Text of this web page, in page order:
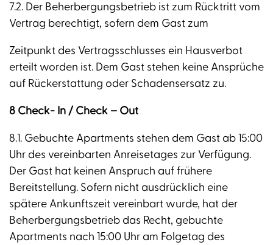
7.2. Der Beherbergungsbetrieb ist zum Rücktritt vom
Vertrag berechtigt, sofern dem Gast zum
Zeitpunkt des Vertragsschlusses ein Hausverbot
erteilt worden ist. Dem Gast stehen keine Ansprüche
auf Rückerstattung oder Schadensersatz zu.
8 Check- In / Check – Out
8.1. Gebuchte Apartments stehen dem Gast ab 15:00
Uhr des vereinbarten Anreisetages zur Verfügung.
Der Gast hat keinen Anspruch auf frühere
Bereitstellung. Sofern nicht ausdrücklich eine
spätere Ankunftszeit vereinbart wurde, hat der
Beherbergungsbetrieb das Recht, gebuchte
Apartments nach 15:00 Uhr am Folgetag des